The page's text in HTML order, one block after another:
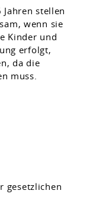
stellen
wenn sie
Kinder und
erfolgt,
da die
muss.
gesetzlichen